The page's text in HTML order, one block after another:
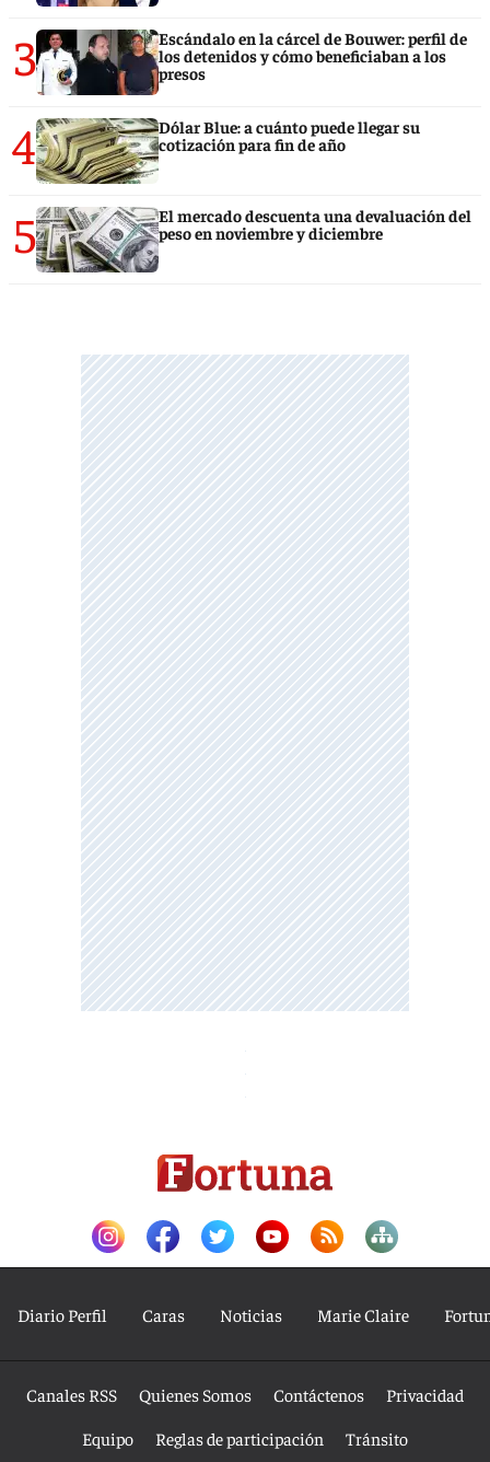
3
Escándalo en la cárcel de Bouwer: perfil de
los detenidos y cómo beneficiaban a los
presos
4
Dólar Blue: a cuánto puede llegar su
cotización para fin de año
5
El mercado descuenta una devaluación del
peso en noviembre y diciembre
Diario Perfil Caras Noticias Marie Claire
Canales RSS Quienes Somos Contáctenos
Privacidad
Equipo
Reglas de participación Tránsito